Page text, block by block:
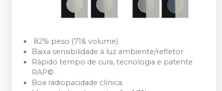
82% peso (71& volume).
Baixa sensibilidade à luz ambiente/refletor.
Rápido tempo de cura, tecnologia e patente
RAP©.
Boa radiopacidade clínica.